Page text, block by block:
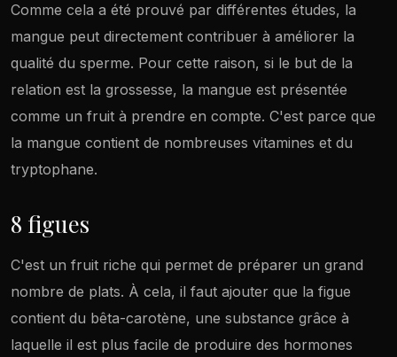
Comme cela a été prouvé par différentes études, la
mangue peut directement contribuer à améliorer la
qualité du sperme. Pour cette raison, si le but de la
relation est la grossesse, la mangue est présentée
comme un fruit à prendre en compte. C'est parce que
la mangue contient de nombreuses vitamines et du
tryptophane.
8 figues
C'est un fruit riche qui permet de préparer un grand
nombre de plats. À cela, il faut ajouter que la figue
contient du bêta-carotène, une substance grâce à
laquelle il est plus facile de produire des hormones